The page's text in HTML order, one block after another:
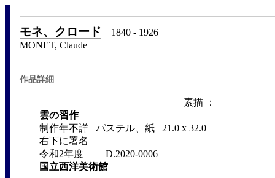
モネ、クロード 1840 - 1926
MONET, Claude
作品詳細
素描 ：
雲の習作
制作年不詳 パステル、紙 21.0 x 32.0
右下に署名
令和2年度 D.2020-0006
国立西洋美術館